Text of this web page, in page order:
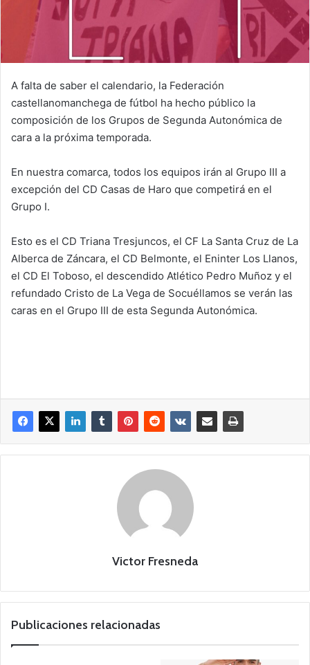
A falta de saber el calendario, la Federación
castellanomanchega de fútbol ha hecho público la
composición de los Grupos de Segunda Autonómica de
cara a la próxima temporada.
En nuestra comarca, todos los equipos irán al Grupo III a
excepción del CD Casas de Haro que competirá en el
Grupo I.
Esto es el CD Triana Tresjuncos, el CF La Santa Cruz de La
Alberca de Záncara, el CD Belmonte, el Eninter Los Llanos,
el CD El Toboso, el descendido Atlético Pedro Muñoz y el
refundado Cristo de La Vega de Socuéllamos se verán las
caras en el Grupo III de esta Segunda Autonómica.
Victor Fresneda
Publicaciones relacionadas